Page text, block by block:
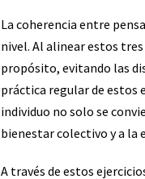
La coherencia entre
nivel. Al alinear estos
propósito, evitando las
práctica regular de estos
individuo no solo se
bienestar colectivo y a la
A través de estos